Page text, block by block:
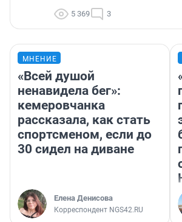
5 369 3
МНЕНИЕ
«Всей душой
ненавидела бег»:
кемеровчанка
рассказала, как стать
спортсменом, если до
30 сидел на диване
Елена Денисова
Корреспондент NGS42.RU